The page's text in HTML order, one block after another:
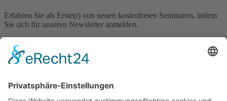
Erfahren Sie als Erste(r) von neuen kostenfreien Seminaren, indem
Sie sich für unseren Newsletter anmelden.
Newsletter Anmeldung